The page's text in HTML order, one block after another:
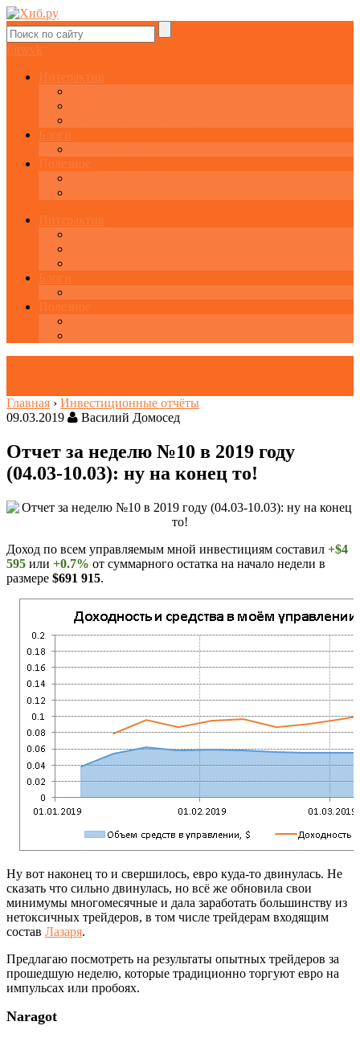
fbtw vk
Интерактив
Блоги
Полезное
Интерактив
Блоги
Полезное
Главная › Инвестиционные отчёты
09.03.2019
Василий Домосед
Отчет за неделю №10 в 2019 году
(04.03-10.03): ну на конец то!
Доход по всем управляемым мной инвестициям составил +$4
595 или +0.7% от суммарного остатка на начало недели в
размере $691 915.
Ну вот наконец то и свершилось, евро куда-то двинулась. Не
сказать что сильно двинулась, но всё же обновила свои
минимумы многомесячные и дала заработать большинству из
нетоксичных трейдеров, в том числе трейдерам входящим
состав Лазаря.
Предлагаю посмотреть на результаты опытных трейдеров за
прошедшую неделю, которые традиционно торгуют евро на
импульсах или пробоях.
Naragot